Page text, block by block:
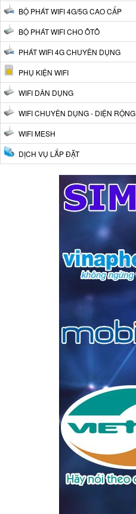
BỘ PHÁT WIFI 4G/5G CAO CẤP
BỘ PHÁT WIFI CHO ÔTÔ
PHÁT WIFI 4G CHUYÊN DỤNG
PHỤ KIỆN WIFI
WIFI DÂN DỤNG
WIFI CHUYÊN DỤNG - DIỆN RỘNG
WIFI MESH
DỊCH VỤ LẮP ĐẶT